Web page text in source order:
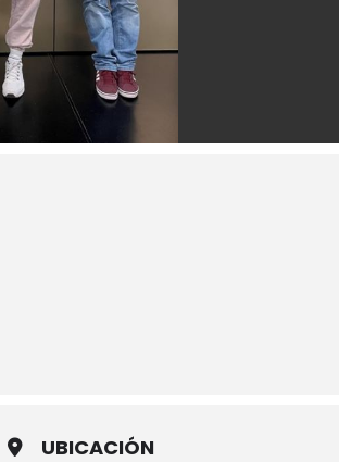
UBICACIÓN